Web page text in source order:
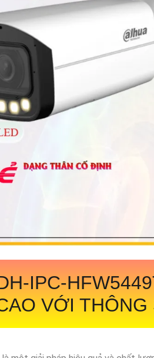
IPC-
VỚI THÔNG